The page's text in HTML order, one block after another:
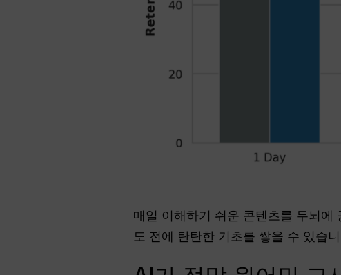
매일 이해하기 쉬운 콘텐츠를 두뇌에
도 전에 탄탄한 기초를 쌓을 수 있습